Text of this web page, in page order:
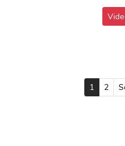
1 2